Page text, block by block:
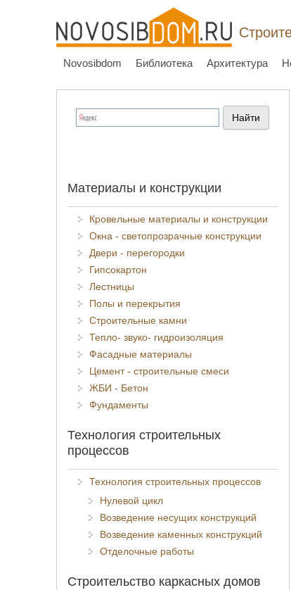
Novosibdom Библиотека Архитектура
Материалы и конструкции
Кровельные материалы и конструкции
Окна - светопрозрачные конструкции
Двери - перегородки
Гипсокартон
Лестницы
Полы и перекрытия
Строительные камни
Тепло- звуко- гидроизоляция
Фасадные материалы
Цемент - строительные смеси
ЖБИ - Бетон
Фундаменты
Технология строительных
процессов
Технология строительных процессов
Нулевой цикл
Возведение несущих конструкций
Возведение каменных конструкций
Отделочные работы
Строительство каркасных домов